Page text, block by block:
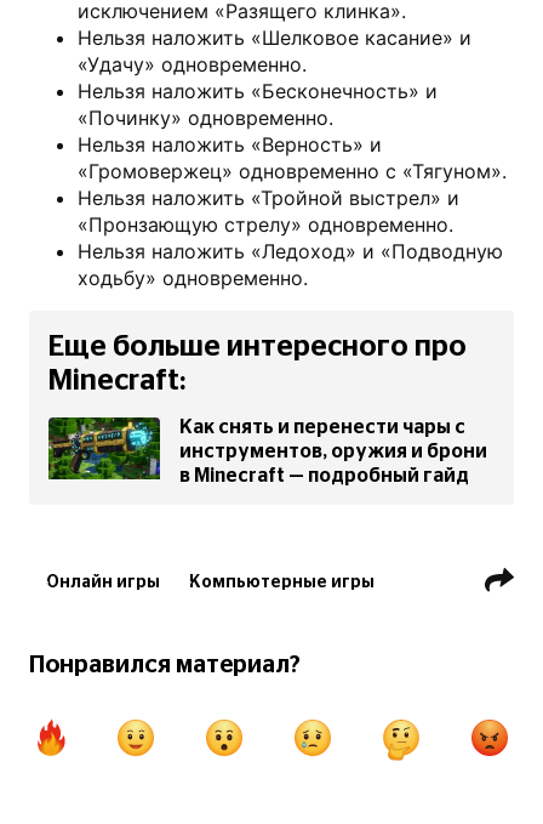
исключением «Разящего клинка».
Нельзя наложить «Шелковое касание» и
«Удачу» одновременно.
Нельзя наложить «Бесконечность» и
«Починку» одновременно.
Нельзя наложить «Верность» и
«Громовержец» одновременно с «Тягуном».
Нельзя наложить «Тройной выстрел» и
«Пронзающую стрелу» одновременно.
Нельзя наложить «Ледоход» и «Подводную
ходьбу» одновременно.
Еще больше интересного про
Minecraft:
Как снять и перенести чары с
инструментов, оружия и брони
в Minecraft — подробный гайд
Онлайн игры Компьютерные игры
Minecraft
Понравился материал?